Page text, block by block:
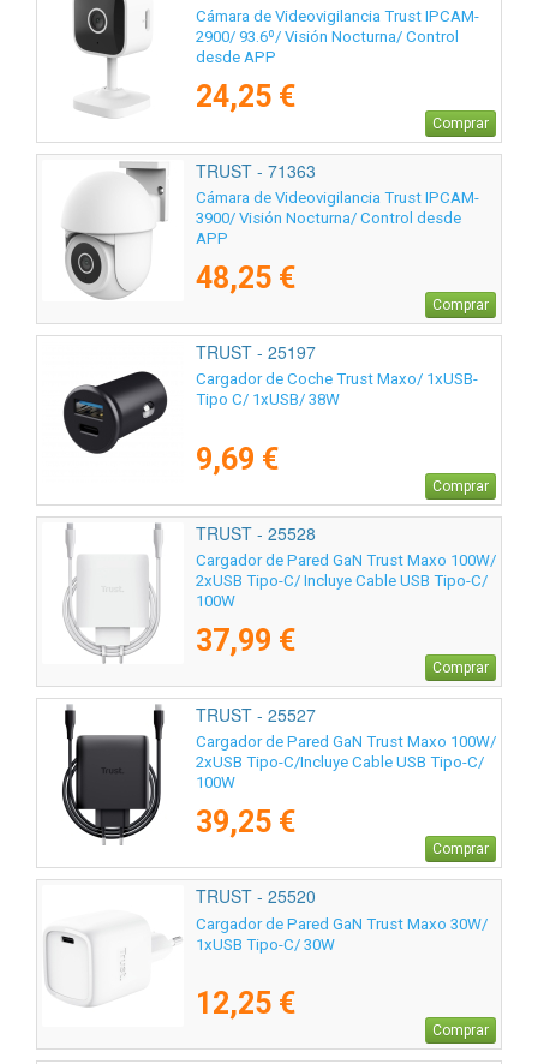
Cámara de Videovigilancia Trust IPCAM-
2900/ 93.6º/ Visión Nocturna/ Control
desde APP
24,25 €
Comprar
TRUST - 71363
Cámara de Videovigilancia Trust IPCAM-
3900/ Visión Nocturna/ Control desde
APP
48,25 €
Comprar
TRUST - 25197
Cargador de Coche Trust Maxo/ 1xUSB-
Tipo C/ 1xUSB/ 38W
9,69 €
Comprar
TRUST - 25528
Cargador de Pared GaN Trust Maxo 100W/
2xUSB Tipo-C/ Incluye Cable USB Tipo-C/
100W
37,99 €
Comprar
TRUST - 25527
Cargador de Pared GaN Trust Maxo 100W/
2xUSB Tipo-C/Incluye Cable USB Tipo-C/
100W
39,25 €
Comprar
TRUST - 25520
Cargador de Pared GaN Trust Maxo 30W/
1xUSB Tipo-C/ 30W
12,25 €
Comprar